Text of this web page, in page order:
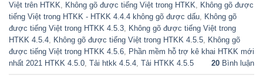
Việt trên HTKK, Không gõ được tiếng Việt trong HTKK, Không gõ được
tiếng Việt trong HTKK - HTKK 4.4.4 không gõ được dấu, Không gõ
được tiếng Việt trong HTKK 4.5.3, Không gõ được tiếng Việt trong
HTKK 4.5.4, Không gõ được tiếng Việt trong HTKK 4.5.5, Không gõ
được tiếng Việt trong HTKK 4.5.6, Phần mềm hỗ trợ kê khai HTKK mới
nhất 2021 HTKK 4.5.0, Tải htkk 4.5.4, Tải HTKK 4.5.5 20 Bình luận